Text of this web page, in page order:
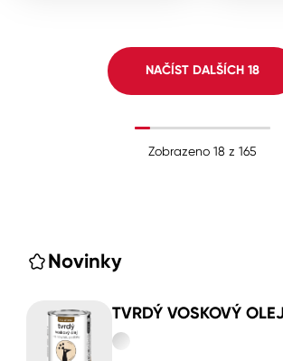
NAČÍST DALŠÍCH 18
Zobrazeno 18 z 165
Novinky
TVRDÝ VOSKOVÝ